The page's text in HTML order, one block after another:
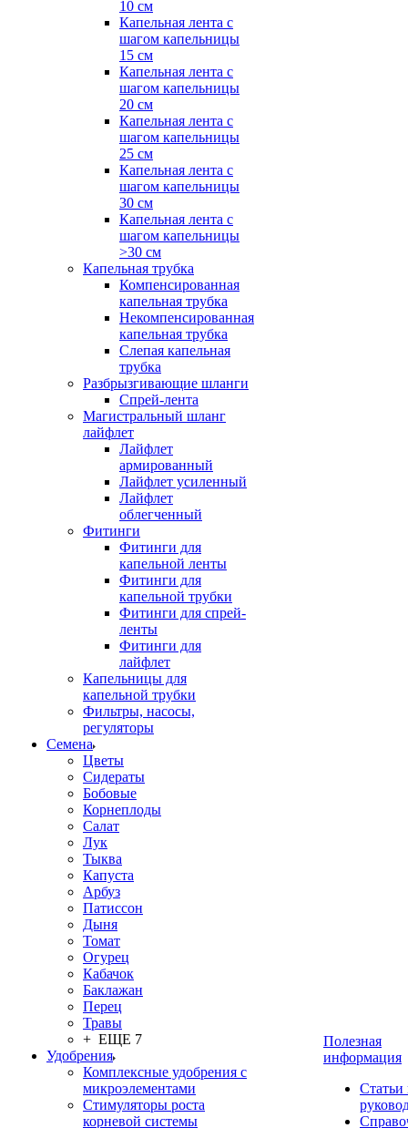
10 см
Капельная лента с
шагом капельницы
15 см
Капельная лента с
шагом капельницы
20 см
Капельная лента с
шагом капельницы
25 см
Капельная лента с
шагом капельницы
30 см
Капельная лента с
шагом капельницы
>30 см
Капельная трубка
Компенсированная
капельная трубка
Некомпенсированная
капельная трубка
Слепая капельная
трубка
Разбрызгивающие шланги
Спрей-лента
Магистральный шланг
лайфлет
Лайфлет
армированный
Лайфлет усиленный
Лайфлет
облегченный
Фитинги
Фитинги для
капельной ленты
Фитинги для
капельной трубки
Фитинги для спрей-
ленты
Фитинги для
лайфлет
Капельницы для
капельной трубки
Фильтры, насосы,
регуляторы
Семена
Цветы
Сидераты
Бобовые
Корнеплоды
Салат
Лук
Тыква
Капуста
Арбуз
Патиссон
Дыня
Томат
Огурец
Кабачок
Баклажан
Перец
Травы
+ ЕЩЕ 7
Удобрения
Комплексные удобрения с
микроэлементами
Стимуляторы роста
корневой системы
Полезная
информация
Статьи